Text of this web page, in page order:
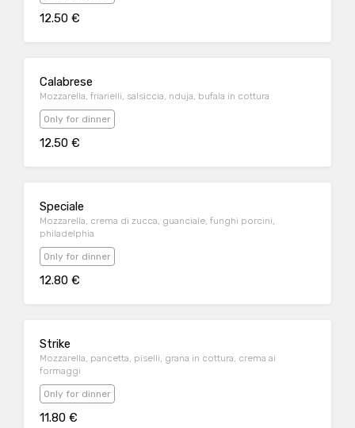
12.50 €
Calabrese
Mozzarella, friarielli, salsiccia, nduja, bufala in cottura
Only for dinner
12.50 €
Speciale
Mozzarella, crema di zucca, guanciale, funghi porcini,
philadelphia
Only for dinner
12.80 €
Strike
Mozzarella, pancetta, piselli, grana in cottura, crema ai
formaggi
Only for dinner
11.80 €